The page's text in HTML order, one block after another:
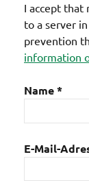
I accept that
to a server
prevention
information
Name*
E-Mail-